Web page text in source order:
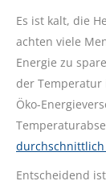
Es ist kalt, die
achten viele
Energie zu
der Temperatur
Öko-
durchschnittlich
Entscheidend